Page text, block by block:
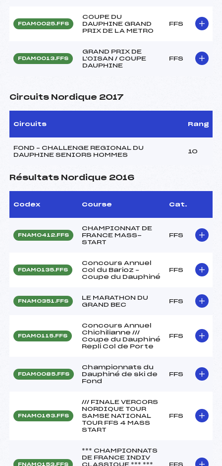
FDAM0025.FFS
COUPE DU
DAUPHINE GRAND
PRIX DE LA METRO
FFS
FDAM0013.FFS
GRAND PRIX DE
L'OISAN / COUPE
DAUPHINE
FFS
Circuits Nordique 2017
Circuits Rang
FOND – CHALLENGE REGIONAL DU
DAUPHINE SENIORS HOMMES
10
Résultats Nordique 2016
Codex Course Cat.
FNAM0412.FFS
CHAMPIONNAT DE
FRANCE MASS-
START
FFS
FDAM0135.FFS
Concours Annuel
Col du Barioz –
Coupe du Dauphiné
FFS
FNAM0351.FFS
LE MARATHON DU
GRAND BEC
FFS
FDAM0115.FFS
Concours Annuel
Chichilianne ///
Coupe du Dauphiné
Repli Col de Porte
FFS
FDAM0085.FFS
Championnats du
Dauphiné de ski de
Fond
FFS
FNAM0163.FFS
/// FINALE VERCORS
NORDIQUE TOUR
SAMSE NATIONAL
TOUR FFS 4 MASS
START
FFS
FNAM0153.FFS
*** CHAMPIONNATS
DE FRANCE INDIV
CLASSIQUE *** ***
FFS